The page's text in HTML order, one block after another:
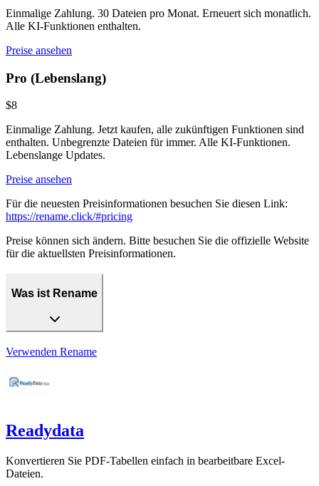
Einmalige Zahlung. 30 Dateien pro Monat. Erneuert sich monatlich.
Alle KI-Funktionen enthalten.
Preise ansehen
Pro (Lebenslang)
$8
Einmalige Zahlung. Jetzt kaufen, alle zukünftigen Funktionen sind
enthalten. Unbegrenzte Dateien für immer. Alle KI-Funktionen.
Lebenslange Updates.
Preise ansehen
Für die neuesten Preisinformationen besuchen Sie diesen Link:
https://rename.click/#pricing
Preise können sich ändern. Bitte besuchen Sie die offizielle Website
für die aktuellsten Preisinformationen.
Was ist Rename
Verwenden Rename
Readydata
Konvertieren Sie PDF-Tabellen einfach in bearbeitbare Excel-
Dateien.